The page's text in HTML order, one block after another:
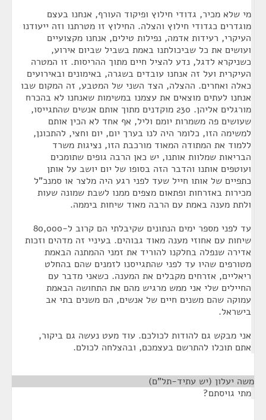
מי שלא מכיר, גדודי חילוץ ופיקוד העורף, אנחנו בעצם
מוגדרים כגדודי חילוץ והצלה. החילוץ זו מטרתנו וזה ייעודנו
העיקרי, רעידות אדמה, נפילות טילים, אנחנו מקצועיים
ועושים את כל שביכולתנו באמת בשביל שביום אירוע,
כשניקרא לדגל, נדע להציל חיים מתוך ההריסות. זו המטרה
העיקרית ועל זה אנחנו עובדים בשגרה, באימונים ובאירועים
כאלה ואחרים. ההצלה, הצד השני של המטבע, זה המקום שבו
אנחנו לעתים מוצאים את עצמנו במשימות שאנחנו לא בהכרח
מורגלים אליהן. 230 מוקדנים מתוך אותם אנשים שהתגייסו,
שעושים פה משמרות יומם וליל, אף אחד לא הכין אותם
למשימה הזו, כלומר היה לנו בערך יום, יום וחצי, להתכונן,
ללמוד את המתודה המאוד מורכבת הזו, נציגות משרד
הבריאות שמלוות אותנו, יש כאן הרבה גופים שתומכים
ועוטפים אותנו והדבר הזה בסופו של יום יושב על אותן
כתפיים של אותו חייל שעד לפני רגע היה מלצר או סמנכ"ל
מכירות באזרחות ופתאום מצפים ממנו לשבת שמונה שעות
ולתת מענה באמת עם הרבה מאוד שיחות ביממה.
עד לפני מספר ימים הנתונים שקיבלתי הם קרוב ל-80,000
שיחות עם אחוזי מענה מאוד גבוהים. בעיניי זה מדהים וזכות
אדירה שנפלה בחלקנו להוריד את זמני ההמתנה הבאמת
מטורפים שהיו עד לפני שהתגייסנו לזמנים שהם בהחלט
ריאליים, אזרחים מקבלים את המענה. כשאני מדבר עם
החיילים שלי אני ממש מרגיש מהם את התחושה הבאמת
עמוקה שהם משנים חיים של אנשים, הם משנים בתי אב
בישראל.
אני מבקש גם להודות לכולכם. עוד מעט נעשה גם ביקור,
אתם תוכלו להתרשם בעצמכם, ובהצלחה לכולם.
משה יעלון (יש עתיד-תל"ם)
מתי גויסתם?